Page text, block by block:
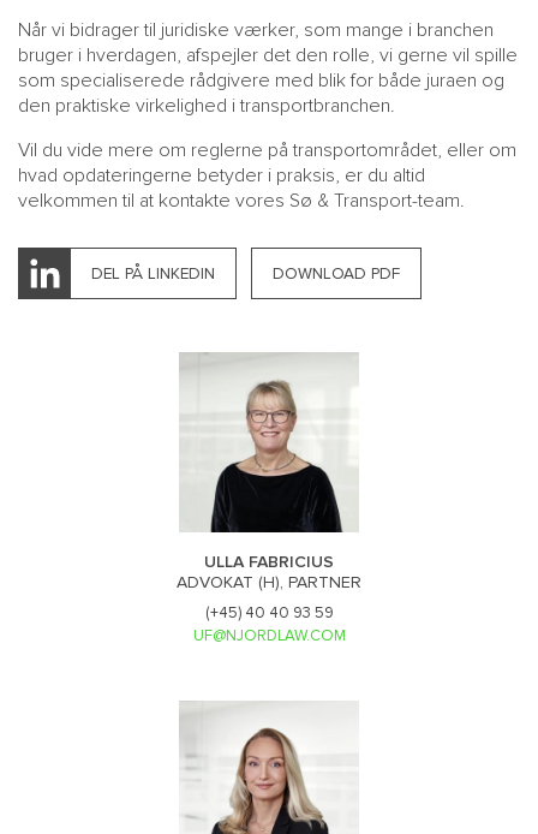
Når vi bidrager til juridiske værker, som mange i branchen
bruger i hverdagen, afspejler det den rolle, vi gerne vil spille
som specialiserede rådgivere med blik for både juraen og
den praktiske virkelighed i transportbranchen.
Vil du vide mere om reglerne på transportområdet, eller om
hvad opdateringerne betyder i praksis, er du altid
velkommen til at kontakte vores Sø & Transport-team.
DEL PÅ LINKEDIN DOWNLOAD PDF
ULLA FABRICIUS
ADVOKAT (H), PARTNER
(+45) 40 40 93 59
UF@NJORDLAW.COM